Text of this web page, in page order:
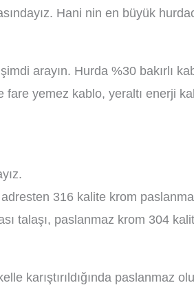
Hani nin en büyük
arayın. Hurda %30 bakırlı
fare yemez kablo, yeraltı enerji
316 kalite krom
talaşı, paslanmaz krom 304
karıştırıldığında paslanmaz